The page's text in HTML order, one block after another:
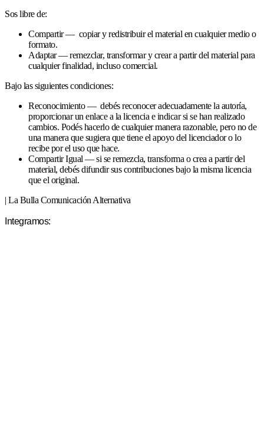
Sos libre de:
Compartir — copiar y redistribuir el material en cualquier medio o
formato.
Adaptar — remezclar, transformar y crear a partir del material para
cualquier finalidad, incluso comercial.
Bajo las siguientes condiciones:
Reconocimiento — debés reconocer adecuadamente la autoría,
proporcionar un enlace a la licencia e indicar si se han realizado
cambios. Podés hacerlo de cualquier manera razonable, pero no de
una manera que sugiera que tiene el apoyo del licenciador o lo
recibe por el uso que hace.
Compartir Igual — si se remezcla, transforma o crea a partir del
material, debés difundir sus contribuciones bajo la misma licencia
que el original.
| La Bulla Comunicación Alternativa
Integramos: